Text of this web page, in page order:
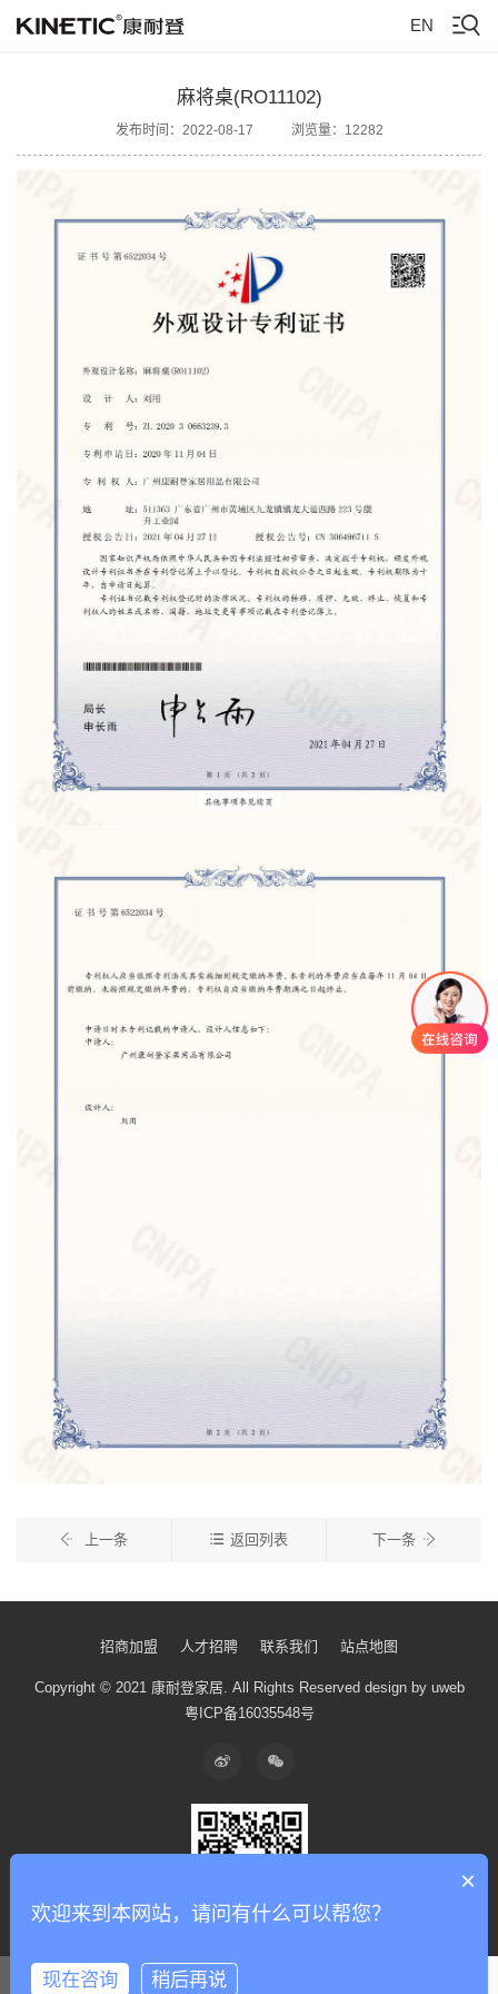
EN
麻将桌(RO11102)
发布时间：2022-08-17 浏览量：12282
上一条 返回列表 下一条
招商加盟 人才招聘 联系我们 站点地图
Copyright © 2021 康耐登家居. All Rights Reserved design by uweb
粤ICP备16035548号
×
欢迎来到本网站，请问有什么可以帮您？
现在咨询 稍后再说